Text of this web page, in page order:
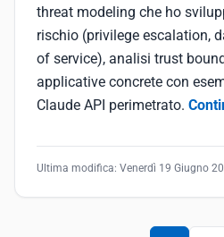
threat modeling che ho
rischio (privilege escalation,
of service), analisi trust
applicative concrete con
Claude API perimetrato.
Ultima modifica: Venerdì 19 Giugno